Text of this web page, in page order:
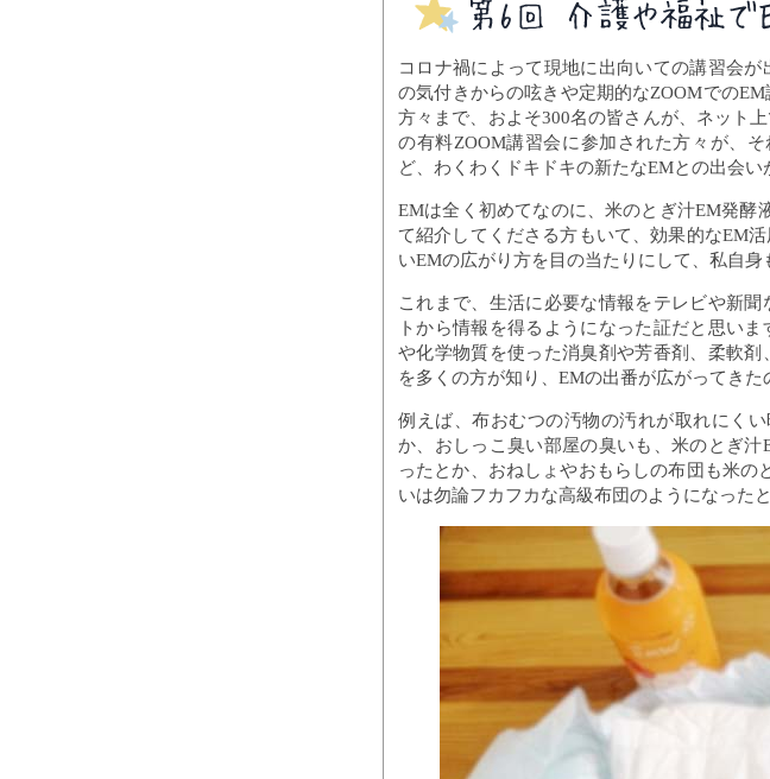
コロナ禍によって現地に出向いての講習会
の気付きからの呟きや定期的なZOOMでの
方々まで、およそ300名の皆さんが、ネット
の有料ZOOM講習会に参加された方々が、
ど、わくわくドキドキの新たなEMとの出会い
EMは全く初めてなのに、米のとぎ汁EM発酵
て紹介してくださる方もいて、効果的なEM
いEMの広がり方を目の当たりにして、私自身
これまで、生活に必要な情報をテレビや新
トから情報を得るようになった証だと思い
や化学物質を使った消臭剤や芳香剤、柔軟
を多くの方が知り、EMの出番が広がってきた
例えば、布おむつの汚物の汚れが取れにく
か、おしっこ臭い部屋の臭いも、米のとぎ
ったとか、おねしょやおもらしの布団も米
いは勿論フカフカな高級布団のようになった